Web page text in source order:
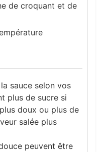
de croquant et de
sauce selon vos
plus de sucre si
doux ou plus de
salée plus
peuvent être